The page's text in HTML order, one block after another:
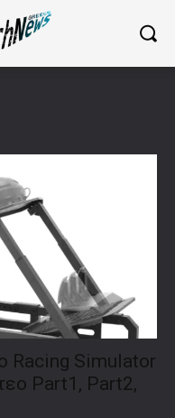
Simulator
Part1, Part2,